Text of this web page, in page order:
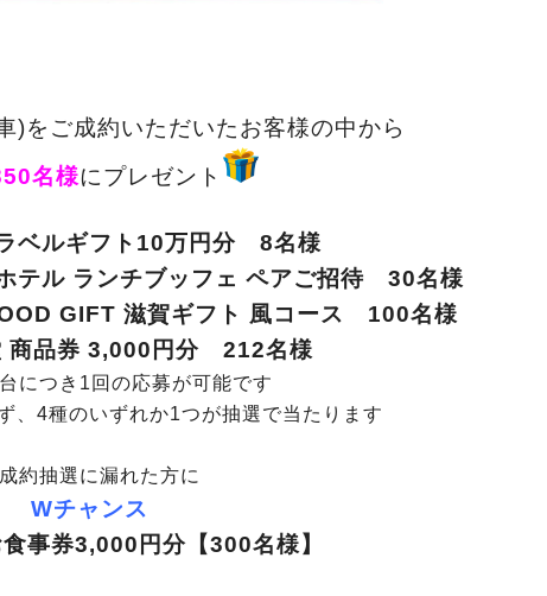
)をご成約いただいたお客様の中から
名様にプレゼント
ベルギフト10万円分 8名様
テル ランチブッフェ ペアご招待 30名様
GIFT 滋賀ギフト 風コース 100名様
品券 3,000円分 212名様
につき1回の応募が可能です
4種のいずれか1つが抽選で当たります
約抽選に漏れた方に
Wチャンス
事券3,000円分【300名様】